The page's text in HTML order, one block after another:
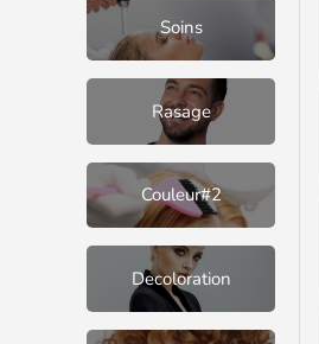
Soins
Rasage
Couleur#2
Decoloration